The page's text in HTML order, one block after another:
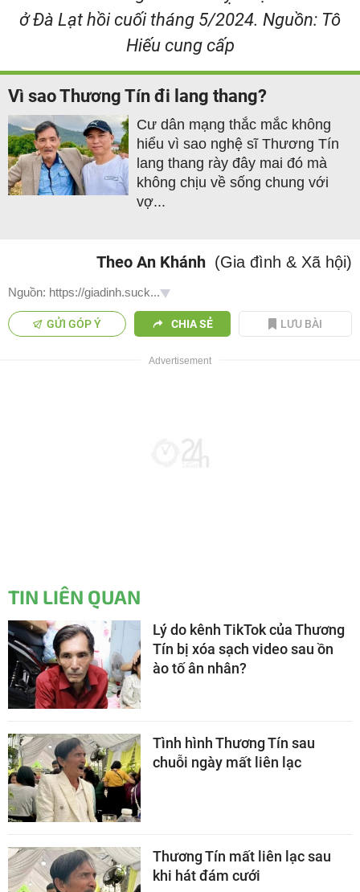
ở Đà Lạt hồi cuối tháng 5/2024. Nguồn: Tô
Hiếu cung cấp
Vì sao Thương Tín đi lang thang?
Cư dân mạng thắc mắc không
hiểu vì sao nghệ sĩ Thương Tín
lang thang rày đây mai đó mà
không chịu về sống chung với
vợ...
Theo An Khánh (Gia đình & Xã hội)
Nguồn: https://giadinh.suck...
GỬI GÓP Ý CHIA SẺ LƯU BÀI
TIN LIÊN QUAN
Lý do kênh TikTok của Thương
Tín bị xóa sạch video sau ồn
ào tố ân nhân?
Tình hình Thương Tín sau
chuỗi ngày mất liên lạc
Thương Tín mất liên lạc sau
khi hát đám cưới